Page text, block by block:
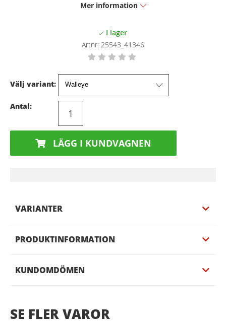
Mer information
Artnr: 25543_41346
Välj variant:
Antal:
LÄGG I KUNDVAGNEN
VARIANTER
PRODUKTINFORMATION
KUNDOMDÖMEN
SE FLER VAROR